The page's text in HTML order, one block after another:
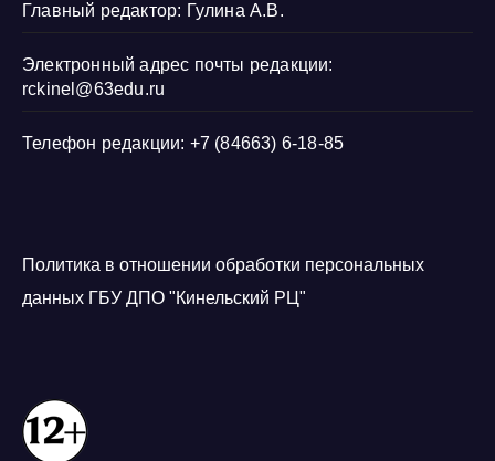
Главный редактор: Гулина А.В.
Электронный адрес почты редакции:
rckinel@63edu.ru
Телефон редакции: +7 (84663) 6-18-85
Политика в отношении обработки персональных
данных ГБУ ДПО "Кинельский РЦ"